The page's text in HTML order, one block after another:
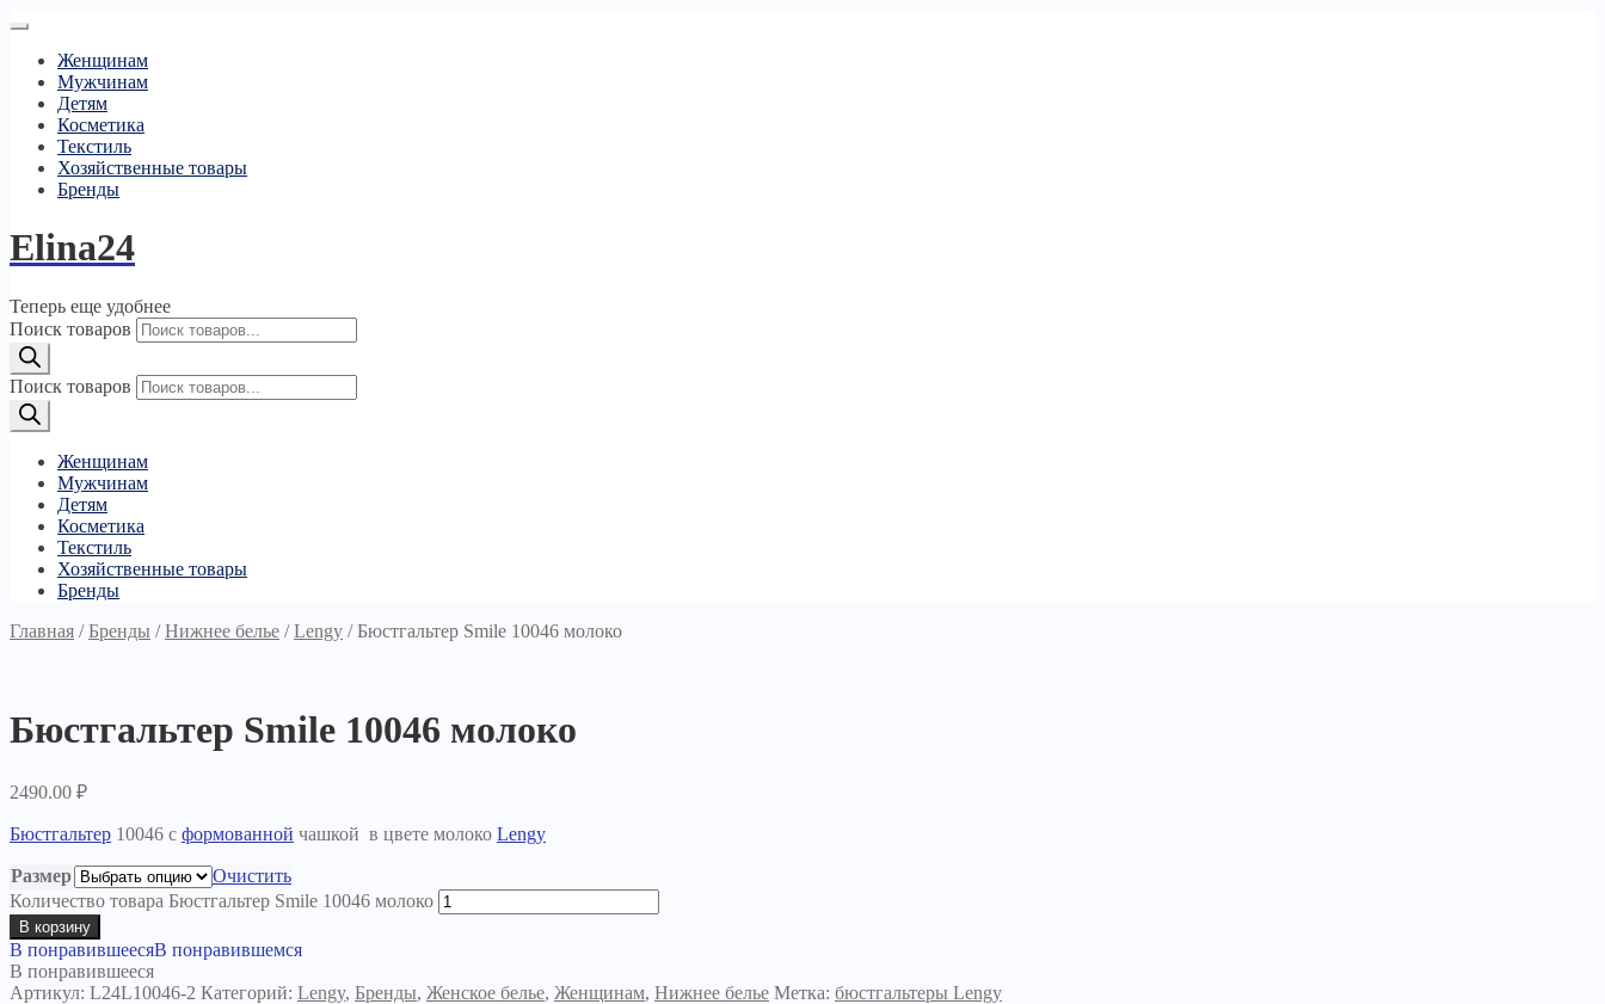
Женщинам
Мужчинам
Детям
Косметика
Текстиль
Хозяйственные товары
Бренды
Elina24
Теперь еще удобнее
Поиск товаров
Поиск товаров
Женщинам
Мужчинам
Детям
Косметика
Текстиль
Хозяйственные товары
Бренды
Главная /Бренды /Нижнее белье /Lengy /Бюстгальтер Smile 10046 молоко
Бюстгальтер Smile 10046 молоко
2490.00 ₽
Бюстгальтер 10046 с формованной чашкой в цвете молоко Lengy
Размер
Очистить
Количество товара Бюстгальтер Smile 10046 молоко
В корзину
В понравившеесяВ понравившемся
В понравившееся
Артикул: L24L10046-2 Категорий: Lengy, Бренды, Женское белье, Женщинам, Нижнее белье Метка: бюстгальтеры Lengy